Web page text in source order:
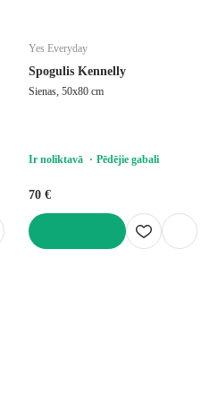
Yes Everyday
Spogulis Kennelly
Sienas, 50x80 cm
Ir noliktavā Pēdējie gabali
70 €